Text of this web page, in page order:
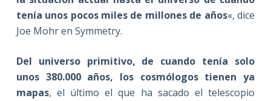
tenía unos pocos miles de millones de años«, dice
Joe Mohr en Symmetry.
Del universo primitivo, de cuando tenía solo
unos 380.000 años, los cosmólogos tienen ya
mapas, el último el que ha sacado el telescopio